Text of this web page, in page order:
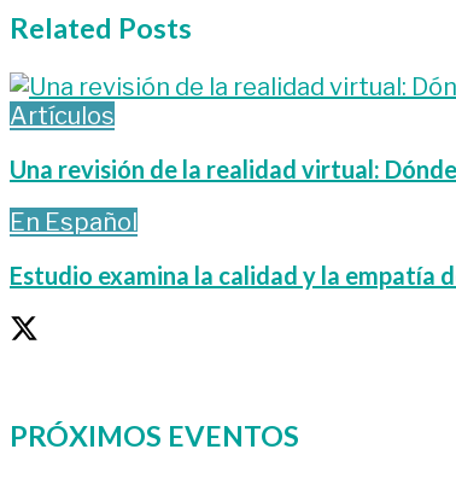
Related Posts
Artículos
Una revisión de la realidad virtual:
En Español
Estudio examina la calidad y la empatía
PRÓXIMOS EVENTOS